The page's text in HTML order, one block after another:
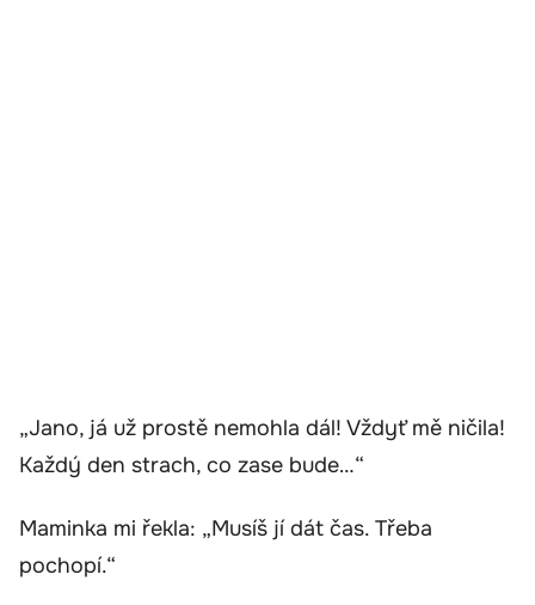
„Jano, já už prostě nemohla dál! Vždyť mě ničila!
Každý den strach, co zase bude…“
Maminka mi řekla: „Musíš jí dát čas. Třeba
pochopí.“